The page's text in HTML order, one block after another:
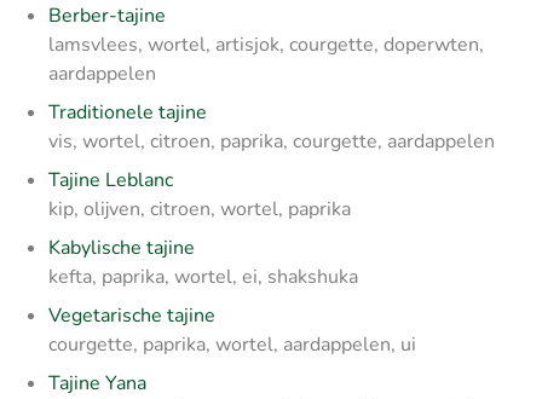
Berber-tajine
lamsvlees, wortel, artisjok, courgette, doperwten,
aardappelen
Traditionele tajine
vis, wortel, citroen, paprika, courgette, aardappelen
Tajine Leblanc
kip, olijven, citroen, wortel, paprika
Kabylische tajine
kefta, paprika, wortel, ei, shakshuka
Vegetarische tajine
courgette, paprika, wortel, aardappelen, ui
Tajine Yana